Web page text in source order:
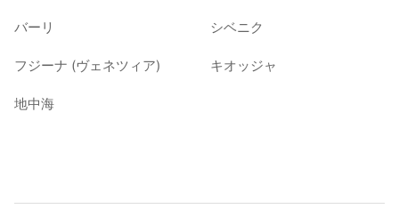
バーリ シベニク
フジーナ (ヴェネツィア) キオッジャ
地中海